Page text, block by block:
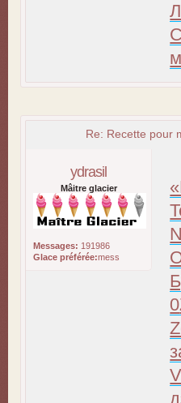
Re: Recette pour
ydrasil
Mâitre glacier
Messages: 191986
Glace préférée:mess
0
д